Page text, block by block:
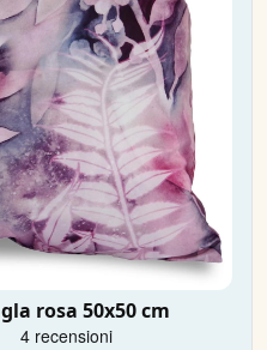
rosa 50x50 cm